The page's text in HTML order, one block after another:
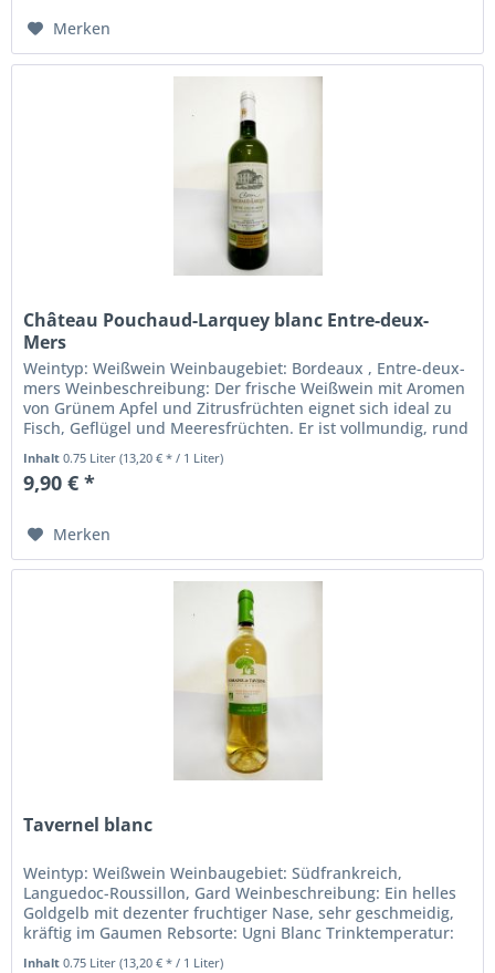
Merken
Château Pouchaud-Larquey blanc Entre-deux-
Mers
Weintyp: Weißwein Weinbaugebiet: Bordeaux , Entre-deux-
mers Weinbeschreibung: Der frische Weißwein mit Aromen
von Grünem Apfel und Zitrusfrüchten eignet sich ideal zu
Fisch, Geflügel und Meeresfrüchten. Er ist vollmundig, rund
Inhalt0.75 Liter(13,20 € * / 1 Liter)
9,90 € *
Merken
Tavernel blanc
Weintyp: Weißwein Weinbaugebiet: Südfrankreich,
Languedoc-Roussillon, Gard Weinbeschreibung: Ein helles
Goldgelb mit dezenter fruchtiger Nase, sehr geschmeidig,
kräftig im Gaumen Rebsorte: Ugni Blanc Trinktemperatur:
8° bis 10° C...
Inhalt0.75 Liter(13,20 € * / 1 Liter)